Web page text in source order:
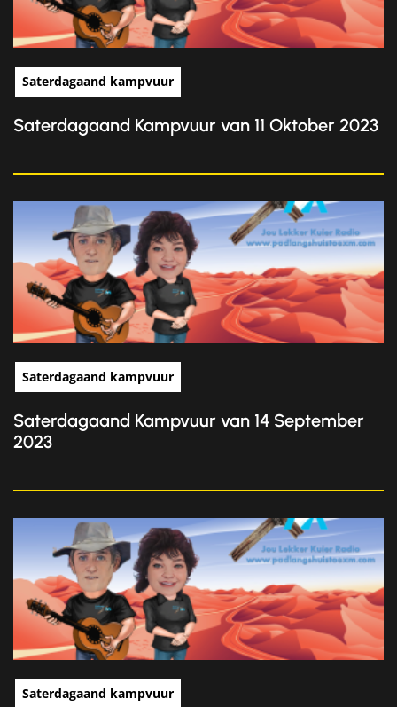
Saterdagaand kampvuur
Saterdagaand Kampvuur van 11 Oktober 2023
Saterdagaand kampvuur
Saterdagaand Kampvuur van 14 September
2023
Saterdagaand kampvuur